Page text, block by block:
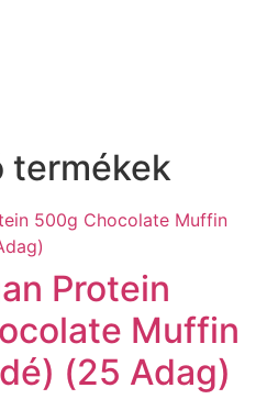
termékek
Protein
Muffin
(25 Adag)